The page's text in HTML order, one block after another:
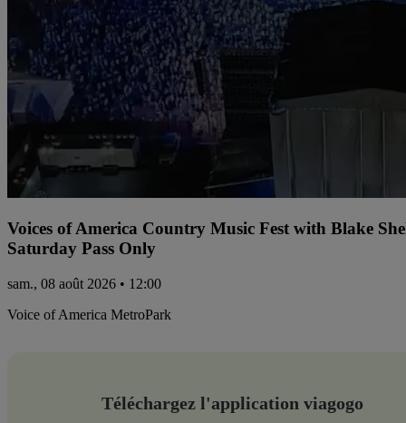
Voices of America Country Music Fest with Blake
Saturday Pass Only
sam., 08 août 2026 • 12:00
Voice of America MetroPark
Téléchargez l'application viagogo